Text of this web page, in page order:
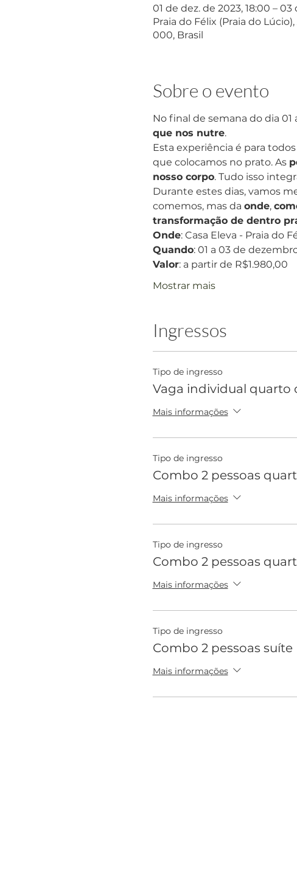
01 de dez. de 2023, 18:00 –
Praia do Félix (Praia do
000, Brasil
Sobre o evento
No final de semana do dia
que nos nutre.
Esta experiência é para
que colocamos no prato. As
nosso corpo. Tudo isso
Durante estes dias, vamos
comemos, mas da onde,
transformação de dentro
Onde: Casa Eleva - Praia do
Quando: 01 a 03 de
Valor: a partir de R$1.980,00
Mostrar mais
Ingressos
Tipo de ingresso
Vaga individual quarto
Mais informações
Tipo de ingresso
Combo 2 pessoas
Mais informações
Tipo de ingresso
Combo 2 pessoas
Mais informações
Tipo de ingresso
Combo 2 pessoas suíte
Mais informações